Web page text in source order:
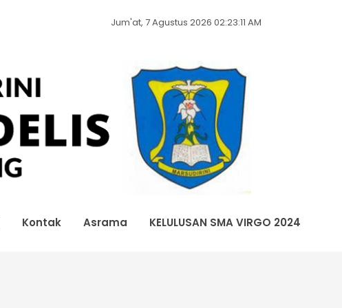
Jum'at, 7 Agustus 2026 02:23:11 AM
Kontak Asrama KELULUSAN SMA VIRGO 2024